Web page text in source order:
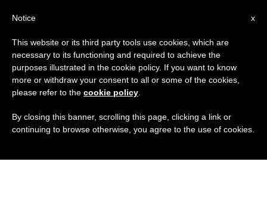
x
Notice
This website or its third party tools use cookies, which are
necessary to its functioning and required to achieve the
purposes illustrated in the cookie policy. If you want to know
more or withdraw your consent to all or some of the cookies,
please refer to the cookie policy
By closing this banner, scrolling this page, clicking a link or
continuing to browse otherwise, you agree to the use of cookies.